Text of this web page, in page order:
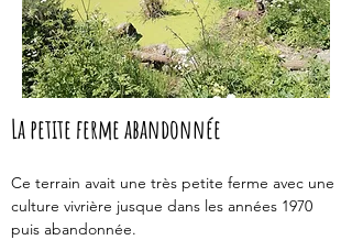
La petite ferme abandonnée
Ce terrain avait une très petite ferme avec une
culture vivrière jusque dans les années 1970
puis abandonnée.